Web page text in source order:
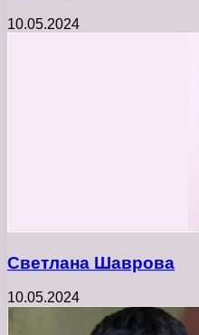
10.05.2024
Светлана Шаврова
10.05.2024